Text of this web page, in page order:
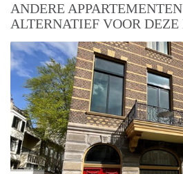
ANDERE
ALTERNATIEF VOOR